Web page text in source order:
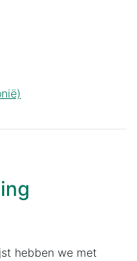
hebben we met